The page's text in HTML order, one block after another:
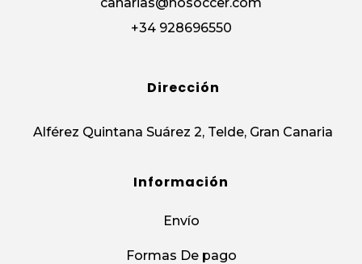
+34 928696550
Dirección
Alférez Quintana Suárez 2, Telde, Gran Canaria
Información
Envío
Formas De pago